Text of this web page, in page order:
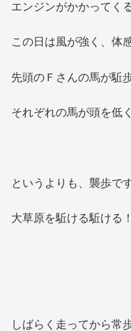
エンジンがかかってく
この日は風が強く、体
先頭のＦさんの馬が駈
それぞれの馬が頭を低
というよりも、襲歩です
大草原を駈ける駈ける！
しばらく走ってから常